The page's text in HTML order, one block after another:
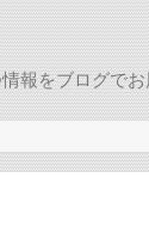
報をブログでお